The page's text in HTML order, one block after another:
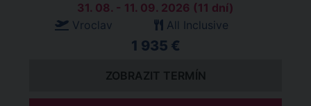
31. 08. - 11. 09. 2026 (11 dní)
Vroclav
All Inclusive
1 935 €
ZOBRAZIT TERMÍN